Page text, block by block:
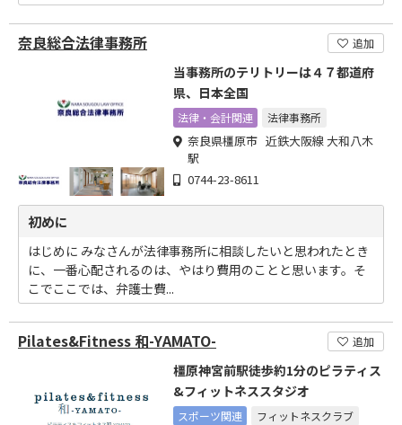
奈良総合法律事務所 追加
当事務所のテリトリーは４７都道府
県、日本全国
法律・会計関連 法律事務所
奈良県橿原市 近鉄大阪線 大和八木
駅
0744-23-8611
初めに
はじめに みなさんが法律事務所に相談したいと思われたとき
に、一番心配されるのは、やはり費用のことと思います。そ
こでここでは、弁護士費...
Pilates&Fitness 和-YAMATO- 追加
橿原神宮前駅徒歩約1分のピラティス
&フィットネススタジオ
スポーツ関連 フィットネスクラブ